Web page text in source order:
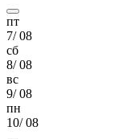
пт
7/08
сб
8/08
вс
9/08
пн
10/08